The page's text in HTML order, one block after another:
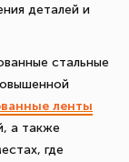
деталей и
стальные
ленты
а также
где